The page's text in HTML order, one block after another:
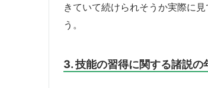
きていて続けられそうか実際に
う。
3. 技能の習得に関する諸説の